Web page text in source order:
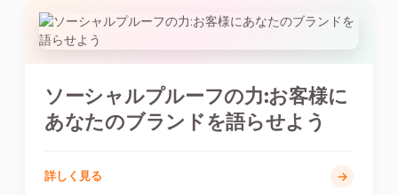
ソーシャルプルーフの力:お客様に
あなたのブランドを語らせよう
詳しく見る